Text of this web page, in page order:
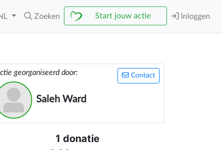
Zoeken Start jouw actie Inloggen
Contact
georganiseerd door:
Saleh Ward
1 donatie